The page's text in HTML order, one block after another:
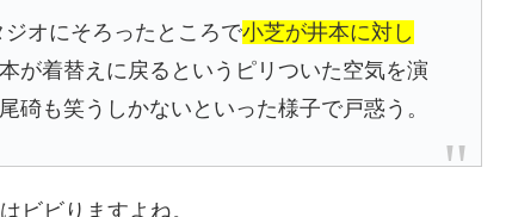
オにそろったところで小芝が井本に対し
が着替えに戻るというピリついた空気を演
碕も笑うしかないといった様子で戸惑う。
ビビりますよね。